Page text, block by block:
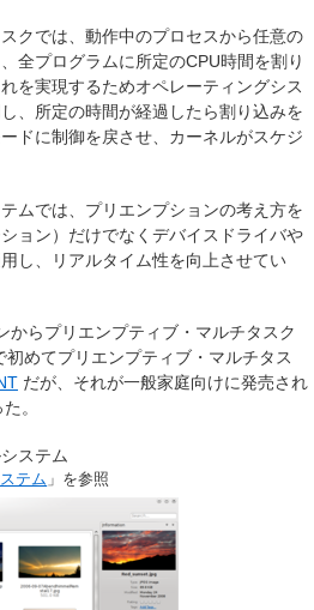
クでは、動作中のプロセスから任意の
全プログラムに所定のCPU時間を割り
を実現するためオペレーティングシス
、所定の時間が経過したら割り込みを
ドに制御を戻させ、カーネルがスケジ
ムでは、プリエンプションの考え方を
ョン）だけでなくデバイスドライバや
し、リアルタイム性を向上させてい
からプリエンプティブ・マルチタスク
めてプリエンプティブ・マルチタス
だが、それが一般家庭向けに発売され
。
ステム
テム 」を参照